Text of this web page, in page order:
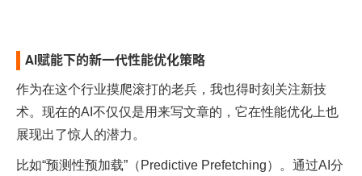
AI赋能下的新一代性能优化策略
作为在这个行业摸爬滚打的老兵，我也得时刻关注新技
术。现在的AI不仅仅是用来写文章的，它在性能优化上也
展现出了惊人的潜力。
比如“预测性预加载”（Predictive Prefetching）。通过AI分